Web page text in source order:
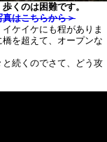
くのは困難です。
はこちらから＞
ケイケにも程がありま
を超えて、オープンな
続くのでさて、どう攻